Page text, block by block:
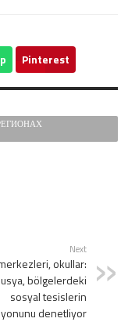
Pinterest
Next
okullar:
bölgelerdeki
sosyal tesislerin
denetliyor